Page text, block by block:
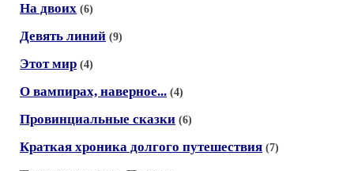
На двоих (6)
Девять линий (9)
Этот мир (4)
О вампирах, наверное... (4)
Провинциальные сказки (6)
Краткая хроника долгого путешествия (7)